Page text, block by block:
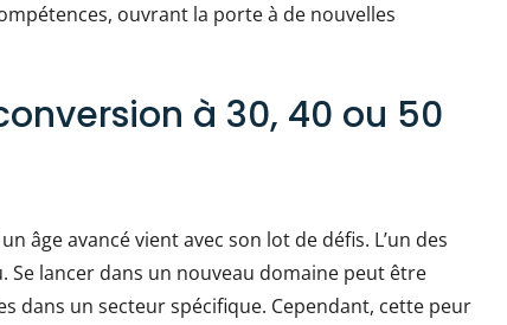
ouvrant la porte à de nouvelles
à 30, 40 ou 50
âge avancé vient avec son lot de défis. L’un des
Se lancer dans un nouveau domaine peut être
dans un secteur spécifique. Cependant, cette peur